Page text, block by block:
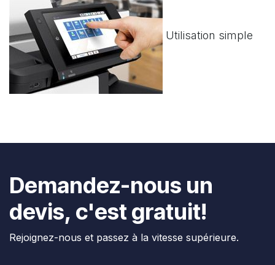
Utilisation simple
Demandez-nous un
devis, c'est gratuit!
Rejoignez-nous et passez à la vitesse supérieure.